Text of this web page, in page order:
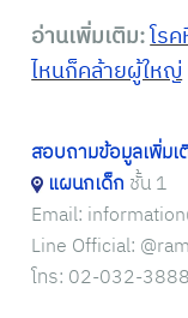
อ่านเพิ่มเติม:โร
ไหนก็คล้ายผู้ใหญ่
สอบถามข้อมูลเพิ่มเ
แผนกเด็ก ชั้น 1
Email:
Line Official:
โทร: 02-032-3888